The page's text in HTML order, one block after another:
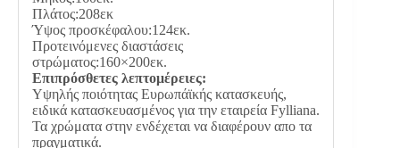
Πλάτος:208εκ
Ύψος προσκέφαλου:124εκ.
Προτεινόμενες διαστάσεις
στρώματος:160×200εκ.
Επιπρόσθετες λεπτομέρειες:
Υψηλής ποιότητας Ευρωπάϊκής κατασκευής,
ειδικά κατασκευασμένος για την εταιρεία Fylliana.
Τα χρώματα στην ενδέχεται να διαφέρουν απο τα
πραγματικά.